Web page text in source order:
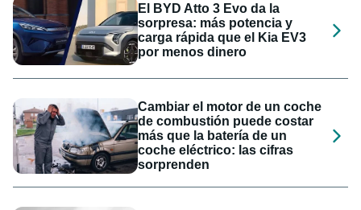
El BYD Atto 3 Evo da la
sorpresa: más potencia y
carga rápida que el Kia EV3
por menos dinero
Cambiar el motor de un coche
de combustión puede costar
más que la batería de un
coche eléctrico: las cifras
sorprenden